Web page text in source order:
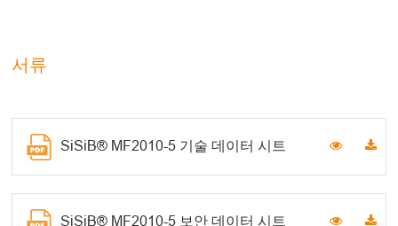
서류
SiSiB® MF2010-5 기술 데이터 시트
SiSiB® MF2010-5 보안 데이터 시트